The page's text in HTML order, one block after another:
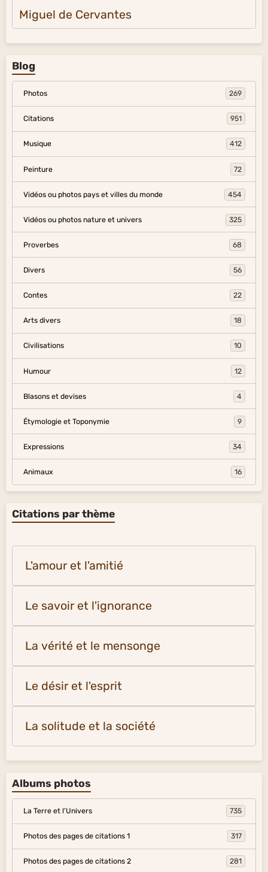
Miguel de Cervantes
Blog
Photos 269
Citations 951
Musique 412
Peinture 72
Vidéos ou photos pays et villes du monde 454
Vidéos ou photos nature et univers 325
Proverbes 68
Divers 56
Contes 22
Arts divers 18
Civilisations 10
Humour 12
Blasons et devises 4
Étymologie et Toponymie 9
Expressions 34
Animaux 16
Citations par thème
L'amour et l'amitié
Le savoir et l'ignorance
La vérité et le mensonge
Le désir et l'esprit
La solitude et la société
Albums photos
La Terre et l'Univers 735
Photos des pages de citations 1 317
Photos des pages de citations 2 281